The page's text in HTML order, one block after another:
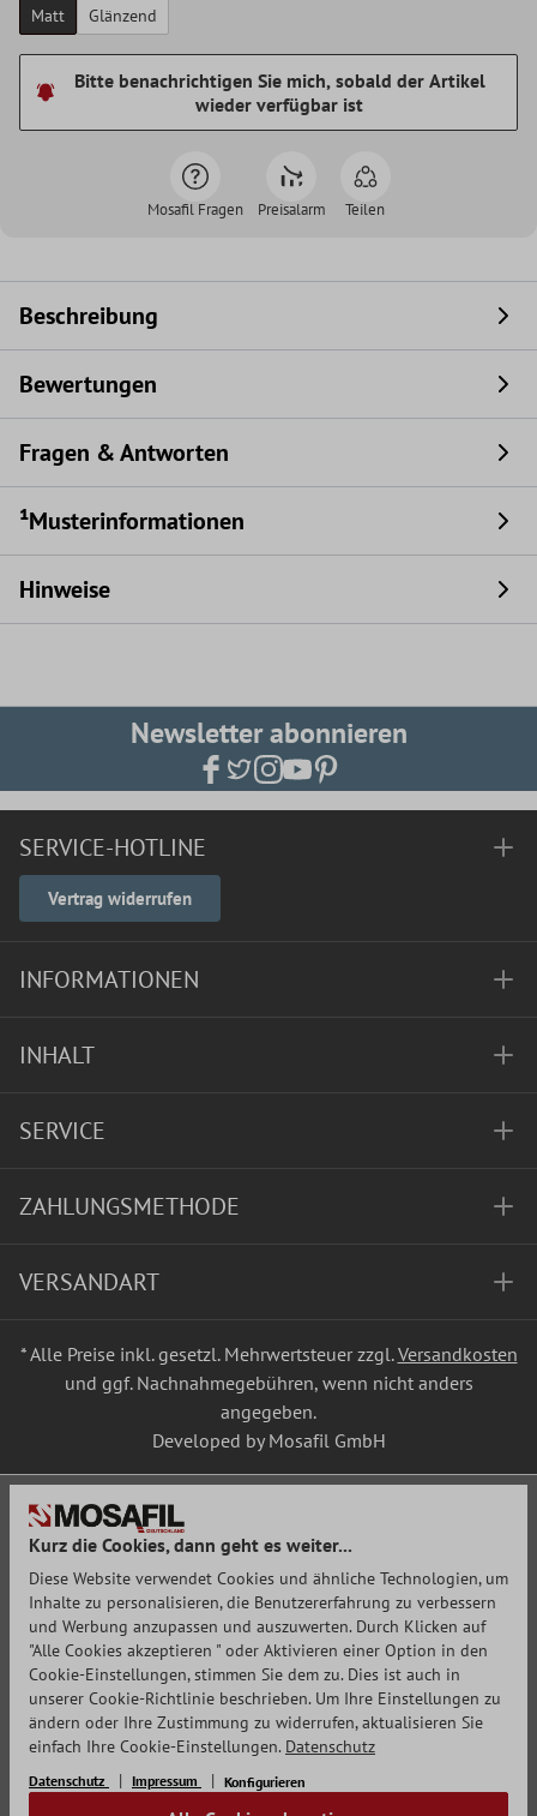
Matt Glänzend
Bitte benachrichtigen Sie mich, sobald der Artikel
wieder verfügbar ist
Mosafil Fragen Preisalarm Teilen
Beschreibung
Bewertungen
Fragen & Antworten
¹Musterinformationen
Hinweise
Newsletter abonnieren
SERVICE-HOTLINE
Vertrag widerrufen
INFORMATIONEN
INHALT
SERVICE
ZAHLUNGSMETHODE
VERSANDART
* Alle Preise inkl. gesetzl. Mehrwertsteuer zzgl.Versandkosten
und ggf. Nachnahmegebühren, wenn nicht anders
angegeben.
Developed by Mosafil GmbH
Kurz die Cookies, dann geht es weiter...
Diese Website verwendet Cookies und ähnliche Technologien, um
Inhalte zu personalisieren, die Benutzererfahrung zu verbessern
und Werbung anzupassen und auszuwerten. Durch Klicken auf
"Alle Cookies akzeptieren " oder Aktivieren einer Option in den
Cookie-Einstellungen, stimmen Sie dem zu. Dies ist auch in
unserer Cookie-Richtlinie beschrieben. Um Ihre Einstellungen zu
ändern oder Ihre Zustimmung zu widerrufen, aktualisieren Sie
einfach Ihre Cookie-Einstellungen. Datenschutz
Datenschutz Impressum Konfigurieren